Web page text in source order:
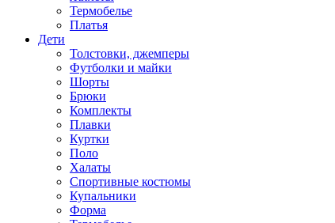
Термобелье
Платья
Дети
Толстовки, джемперы
Футболки и майки
Шорты
Брюки
Комплекты
Плавки
Куртки
Поло
Халаты
Спортивные костюмы
Купальники
Форма